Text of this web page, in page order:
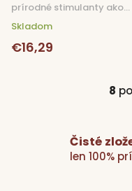
€16,29
Skladom
prírodné stimulanty ako...
8
Čisté
len 100%